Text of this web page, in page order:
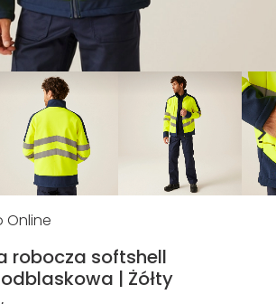
chevron_right
Online
robocza softshell
| Żółty